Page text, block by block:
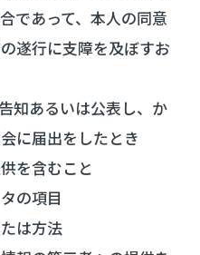
であって、本人の同意
遂行に支障を及ぼすお
知あるいは公表し、か
に届出をしたとき
を含むこと
の項目
は方法